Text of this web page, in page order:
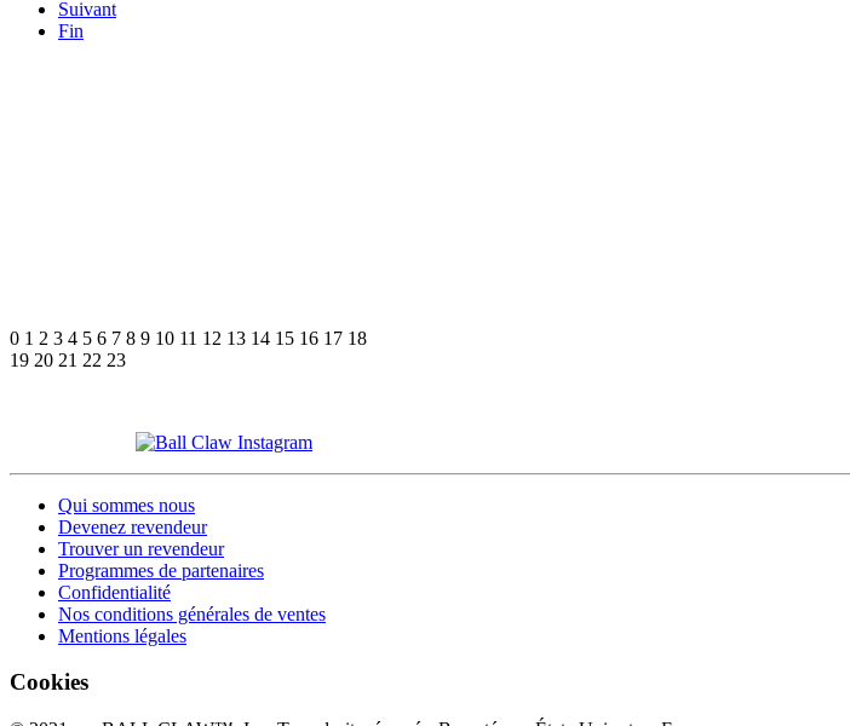
Suivant
Fin
0 1 2 3 4 5 6 7 8 9 10 11 12 13 14 15 16 17 18
19 20 21 22 23
Qui sommes nous
Devenez revendeur
Trouver un revendeur
Programmes de partenaires
Confidentialité
Nos conditions générales de ventes
Mentions légales
Cookies